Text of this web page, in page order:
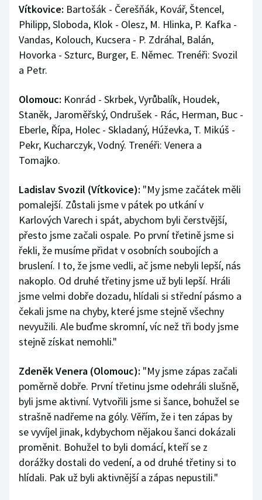
Vítkovice: Bartošák - Čerešňák, Kovář, Štencel,
Philipp, Sloboda, Klok - Olesz, M. Hlinka, P. Kafka -
Vandas, Kolouch, Kucsera - P. Zdráhal, Balán,
Hovorka - Szturc, Burger, E. Němec. Trenéři: Svozil
a Petr.
Olomouc: Konrád - Skrbek, Vyrůbalík, Houdek,
Staněk, Jaroměřský, Ondrušek - Rác, Herman, Buc -
Eberle, Řípa, Holec - Skladaný, Húževka, T. Mikúš -
Pekr, Kucharczyk, Vodný. Trenéři: Venera a
Tomajko.
Ladislav Svozil (Vítkovice): "My jsme začátek měli
pomalejší. Zůstali jsme v pátek po utkání v
Karlových Varech i spát, abychom byli čerstvější,
přesto jsme začali ospale. Po první třetině jsme si
řekli, že musíme přidat v osobních soubojích a
bruslení. I to, že jsme vedli, ač jsme nebyli lepší, nás
nakoplo. Od druhé třetiny jsme už byli lepší. Hráli
jsme velmi dobře dozadu, hlídali si střední pásmo a
čekali jsme na chyby, které jsme stejně všechny
nevyužili. Ale buďme skromní, víc než tři body jsme
stejně získat nemohli."
Zdeněk Venera (Olomouc): "My jsme zápas začali
poměrně dobře. První třetinu jsme odehráli slušně,
byli jsme aktivní. Vytvořili jsme si šance, bohužel se
strašně nadřeme na góly. Věřím, že i ten zápas by
se vyvíjel jinak, kdybychom nějakou šanci dokázali
proměnit. Bohužel to byli domácí, kteří se z
dorážky dostali do vedení, a od druhé třetiny si to
hlídali. Pak už byli aktivnější a zápas nepustili."